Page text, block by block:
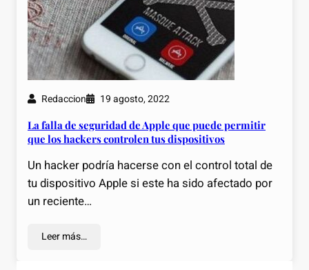
Redaccion 19 agosto, 2022
La falla de seguridad de Apple que puede permitir
que los hackers controlen tus dispositivos
Un hacker podría hacerse con el control total de
tu dispositivo Apple si este ha sido afectado por
un reciente…
Leer más…